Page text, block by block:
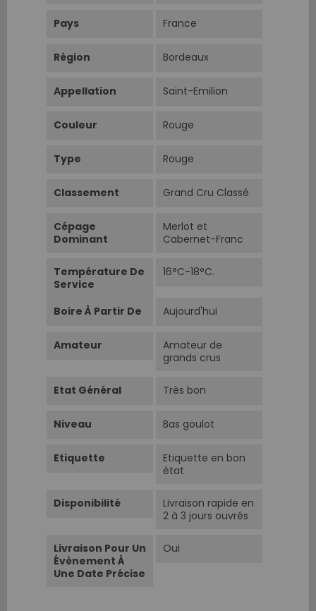
Pays France
Région Bordeaux
Appellation Saint-Emilion
Couleur Rouge
Type Rouge
Classement Grand Cru Classé
Cépage
Dominant
Merlot et
Cabernet-Franc
Température De
Service
16°C-18°C.
Boire À Partir De Aujourd'hui
Amateur
Amateur de
grands crus
Etat Général Très bon
Niveau Bas goulot
Etiquette
Etiquette en bon
état
Disponibilité
Livraison rapide en
2 à 3 jours ouvrés
Livraison Pour Un
Évènement À
Une Date Précise
Oui